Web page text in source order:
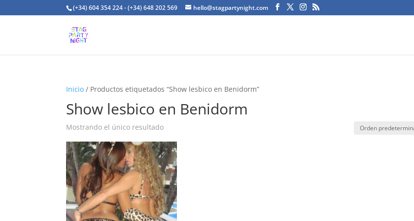
(+34) 604 354 224 - (+34) 648 202 569 hello@stagpartynight.com
Inicio / Productos etiquetados “Show lesbico en Benidorm”
Show lesbico en Benidorm
Mostrando el único resultado